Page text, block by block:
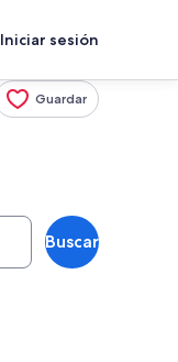
Iniciar sesión
Guardar
Buscar